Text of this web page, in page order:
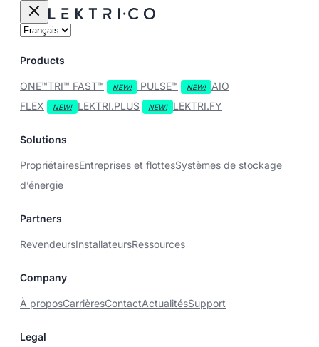
Products
ONE™TRI™ FAST™ PULSE™
AIO
FLEX
LEKTRI.PLUS LEKTRI.FY
Solutions
PropriétairesEntreprises et flottesSystèmes de stockage
d’énergie
Partners
RevendeursInstallateursRessources
Company
À proposCarrièresContactActualitésSupport
Legal